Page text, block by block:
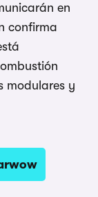
en
confirma
modulares y